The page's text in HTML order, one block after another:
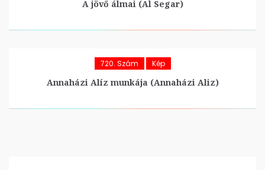
A jövő álmai (Al Segar)
720. Szám Kép
Annaházi Alíz munkája (Annaházi Aliz)